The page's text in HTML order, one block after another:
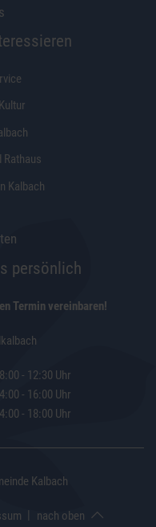
Rathaus
Kalbach
persönlich
Termin vereinbaren!
- 12:30 Uhr
- 16:00 Uhr
- 18:00 Uhr
Kalbach
| nach oben